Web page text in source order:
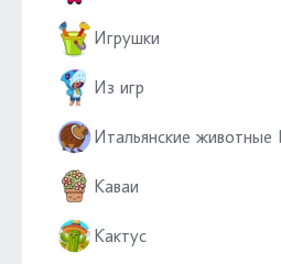
Игрушки
Из игр
Итальянские животные
Каваи
Кактус